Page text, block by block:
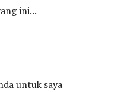
ini...
untuk saya